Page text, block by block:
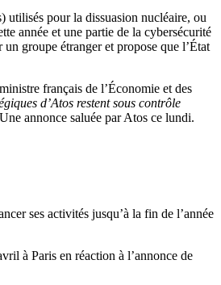
utilisés pour la dissuasion nucléaire, ou
année et une partie de la cybersécurité
groupe étranger et propose que l’État
français de l’Économie et des
d’Atos restent sous contrôle
annonce saluée par Atos ce lundi.
ses activités jusqu’à la fin de l’année
à Paris en réaction à l’annonce de